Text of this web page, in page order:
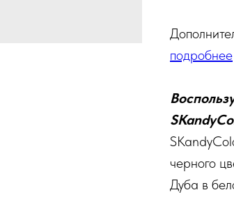
подробнее
черного
Дуба в